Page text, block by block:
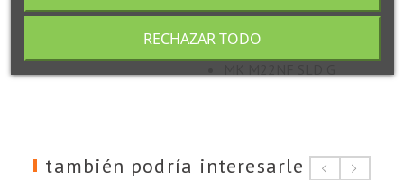
55G
también podría interesarle
RECHAZAR TODO